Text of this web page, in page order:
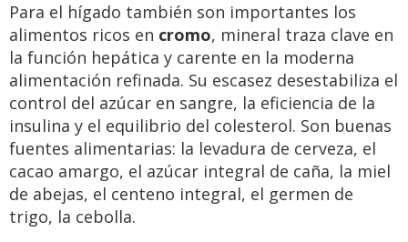
Para el hígado también son importantes los
alimentos ricos en cromo, mineral traza clave en
la función hepática y carente en la moderna
alimentación refinada. Su escasez desestabiliza el
control del azúcar en sangre, la eficiencia de la
insulina y el equilibrio del colesterol. Son buenas
fuentes alimentarias: la levadura de cerveza, el
cacao amargo, el azúcar integral de caña, la miel
de abejas, el centeno integral, el germen de
trigo, la cebolla.